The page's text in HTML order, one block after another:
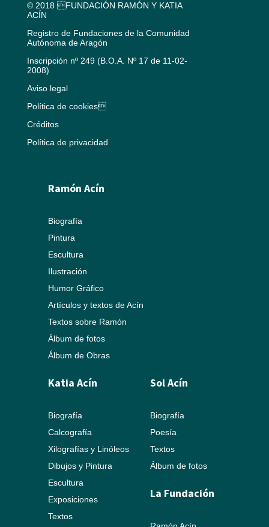
© 2018 FUNDACIÓN RAMÓN Y KATIA
ACÍN
Registro de Fundaciones de la Comunidad
Autónoma de Aragón
Inscripción nº 249 (B.O.A. Nº 17 de 11-02-
2008)
Aviso legal
Política de cookies
Créditos
Política de privacidad
Ramón Acín
Biografía
Pintura
Escultura
Ilustración
Humor Gráfico
Artículos y textos de Acín
Textos sobre Ramón
Álbum de fotos
Álbum de Obras
Katia Acín
Biografía
Calcografía
Xilografías y Linóleos
Dibujos y Pintura
Escultura
Exposiciones
Textos
Sol Acín
Biografía
Poesía
Textos
Álbum de fotos
La Fundación